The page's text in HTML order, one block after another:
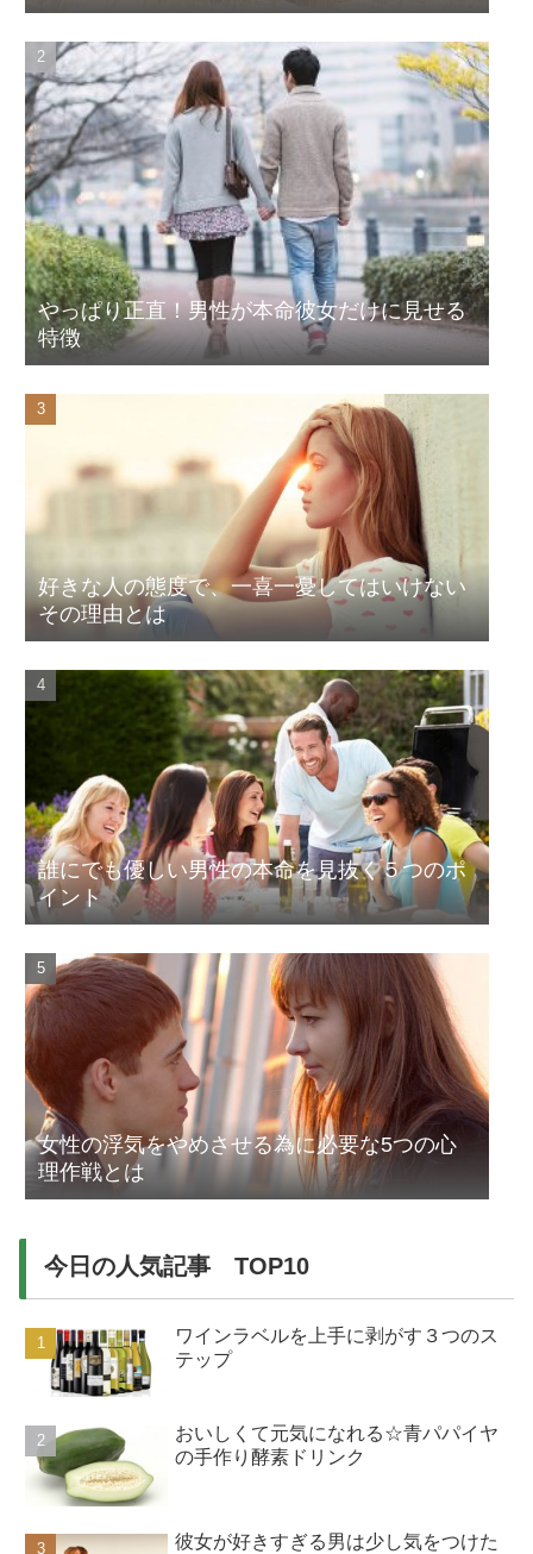
やっぱり正直！男性が本命彼女だけに見せる
特徴
好きな人の態度で、一喜一憂してはいけない
その理由とは
誰にでも優しい男性の本命を見抜く５つのポ
イント
女性の浮気をやめさせる為に必要な5つの心
理作戦とは
今日の人気記事 TOP10
ワインラベルを上手に剥がす３つのス
テップ
おいしくて元気になれる☆青パパイヤ
の手作り酵素ドリンク
彼女が好きすぎる男は少し気をつけた